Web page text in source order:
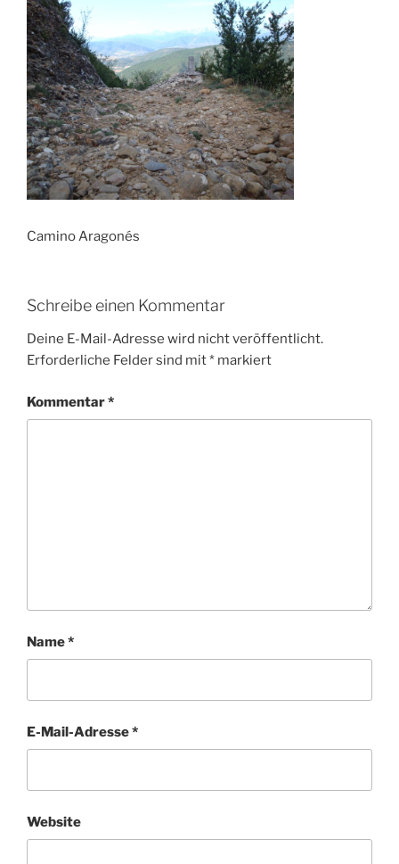
Camino Aragonés
Schreibe einen Kommentar
Deine E-Mail-Adresse wird nicht veröffentlicht.
Erforderliche Felder sind mit* markiert
Kommentar*
Name*
E-Mail-Adresse*
Website